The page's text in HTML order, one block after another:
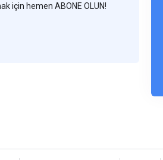
için hemen ABONE OLUN!